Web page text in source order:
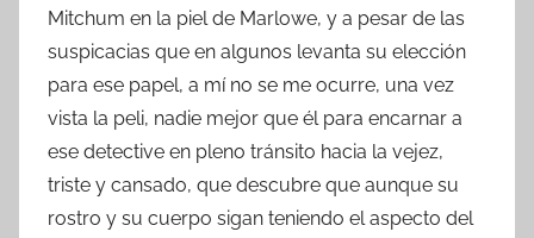
Mitchum en la piel de Marlowe, y a pesar de las
suspicacias que en algunos levanta su elección
para ese papel, a mí no se me ocurre, una vez
vista la peli, nadie mejor que él para encarnar a
ese detective en pleno tránsito hacia la vejez,
triste y cansado, que descubre que aunque su
rostro y su cuerpo sigan teniendo el aspecto del